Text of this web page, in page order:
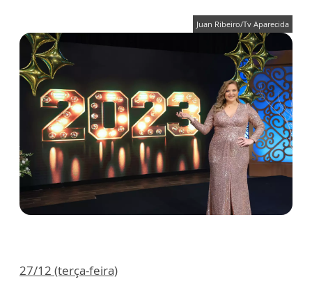
Juan Ribeiro/Tv Aparecida
27/12 (terça-feira)